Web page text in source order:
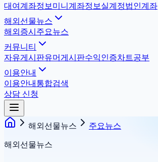
대여계좌정보 미니계좌정보 실계정법인계좌
해외선물뉴스
해외증시 주요뉴스
커뮤니티
자유게시판유머게시판수익인증차트공부
이용안내
이용안내 통합검색
상담 신청
해외선물뉴스 주요뉴스
해외선물뉴스